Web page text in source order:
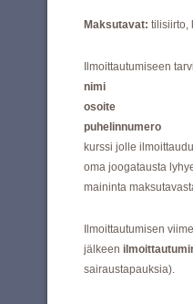
Maksutavat: tilisiirto,
Ilmoittautumiseen
nimi
osoite
puhelinnumero
kurssi jolle
oma joogatausta
maininta
Ilmoittautumisen
jälkeen
sairaustapauksia).